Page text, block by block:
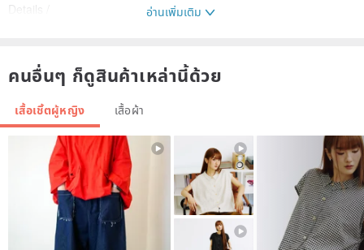
Details /
The fabric is soft and not wrinkle-free
No interior, no skin penetration
Precautions/
＊ Please read the trading policy of the design hall before bidding
＊ The online store does not provide a stock keeping service
＊ Please understand the definition of ancient works, confirm the
size before placing the order
อ่านเพิ่มเติม
คนอื่นๆ ก็ดูสินค้าเหล่านี้ด้วย
เสื้อเชิ้ตผู้หญิง เสื้อผ้า